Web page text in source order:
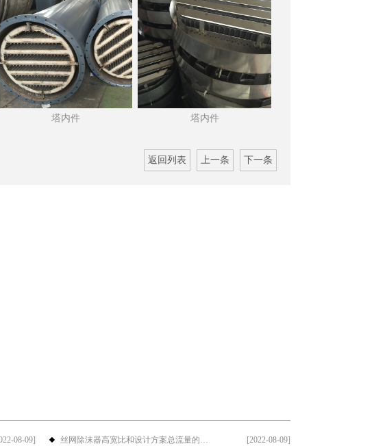
塔内件 塔内件
返回列表 上一条 下一条
08-09] 丝网除沫器高宽比和设计方案总流量的摩··· [2022-08-09]